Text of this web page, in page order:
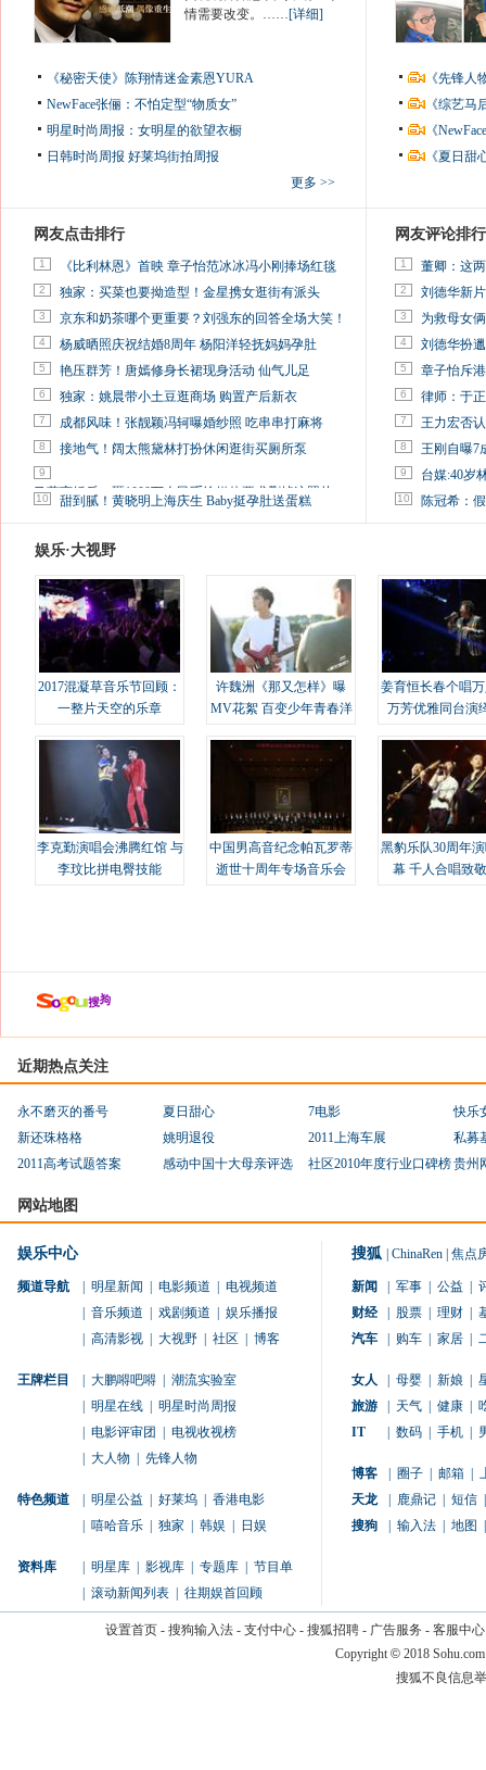
情需要改变。……[详细]
《秘密天使》陈翔情迷金素恩YURA
NewFace张俪：不怕定型“物质女”
明星时尚周报：女明星的欲望衣橱
日韩时尚周报 好莱坞街拍周报
更多 >>
《先锋
《综艺
《
《夏日
网友点击排行
1 《比利林恩》首映 章子怡范冰冰冯小刚捧场红毯
2 独家：买菜也要拗造型！金星携女逛街有派头
3 京东和奶茶哪个更重要？刘强东的回答全场大笑！
4 杨威晒照庆祝结婚8周年 杨阳洋轻抚妈妈孕肚
5 艳压群芳！唐嫣修身长裙现身活动 仙气儿足
6 独家：姚晨带小土豆逛商场 购置产后新衣
7 成都风味！张靓颖冯轲曝婚纱照 吃串串打麻将
8 接地气！阔太熊黛林打扮休闲逛街买厕所泵
9
马蓉离婚后，砸1000万人民币给媒体要求删掉这照片
10 甜到腻！黄晓明上海庆生 Baby挺孕肚送蛋糕
网友评论排行
1 董卿：这
2 刘德华新
3 为救母女
4 刘德华扮
5 章子怡斥
6 律师：于
7 王力宏否
8 王刚自曝7
9 台媒:40岁
10 陈冠希：
娱乐·大视野
2017混凝草音乐节回顾：
一整片天空的乐章
许魏洲《那又怎样》曝
MV花絮 百变少年青春洋
姜育恒长春个唱
万芳优雅同台演
李克勤演唱会沸腾红馆 与
李玟比拼电臀技能
中国男高音纪念帕瓦罗蒂
逝世十周年专场音乐会
黑豹乐队30周年
幕 千人合唱致
近期热点关注
永不磨灭的番号 夏日甜心 7电影
快乐
新还珠格格
姚明退役 2011上海车展
私募
2011高考试题答案
感动中国十大母亲评选 社区2010年度行业口碑榜贵州
网站地图
娱乐中心
频道导航 明星新闻 电影频道
电视频道
音乐频道 戏剧频道
娱乐播报
高清影视 大视野 社区 博客
王牌栏目 大鹏嘚吧嘚
潮流实验室
明星在线
明星时尚周报
电影评审团
电视收视榜
大人物 先锋人物
特色频道 明星公益 好莱坞
香港电影
嘻哈音乐 独家 韩娱 日娱
资料库 明星库 影视库 专题库
节目单
滚动新闻列表 往期娱首回顾
搜狐 ChinaRen 焦点
新闻 军事 公益
财经
股票 理财
汽车
购车 家居
女人 母婴 新娘
旅游
天气 健康
IT
数码 手机
博客 圈子 邮箱
天龙
鹿鼎记 短信
搜狗
输入法 地图
设置首页- 搜狗输入法- 支付中心- 搜狐招聘- 广告服务 - 客服中心
Copyright © 2018
搜狐不良信息